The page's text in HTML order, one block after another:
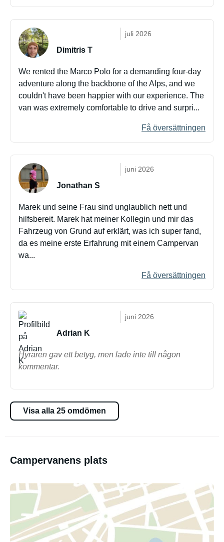
juli 2026
Dimitris T
We rented the Marco Polo for a demanding four-day
adventure along the backbone of the Alps, and we
couldn't have been happier with our experience. The
van was extremely comfortable to drive and surpri...
Få översättningen
juni 2026
Jonathan S
Marek und seine Frau sind unglaublich nett und
hilfsbereit. Marek hat meiner Kollegin und mir das
Fahrzeug von Grund auf erklärt, was ich super fand,
da es meine erste Erfahrung mit einem Campervan
wa...
Få översättningen
juni 2026
Adrian K
Hyraren gav ett betyg, men lade inte till någon
kommentar.
Visa alla 25 omdömen
Campervanens plats